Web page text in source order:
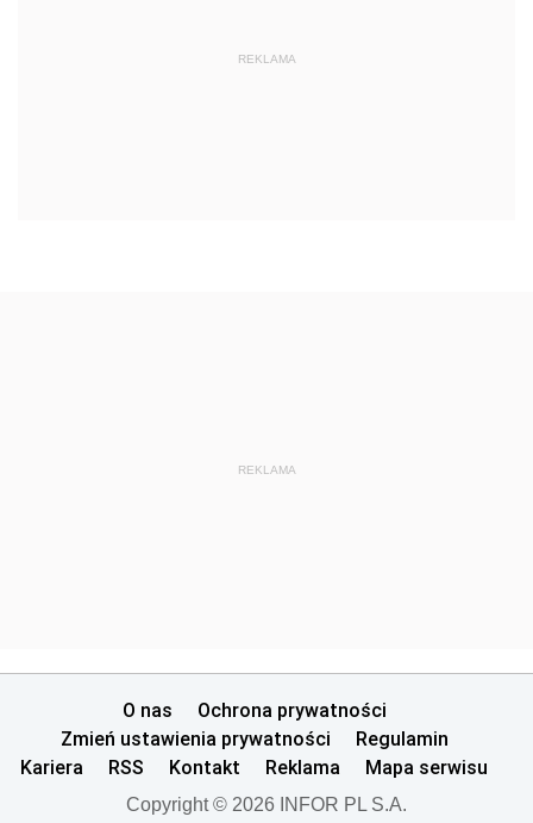
REKLAMA
REKLAMA
O nas
Ochrona prywatności
Zmień ustawienia prywatności
Regulamin
Kariera
RSS Kontakt Reklama Mapa serwisu
Copyright © 2026 INFOR PL S.A.